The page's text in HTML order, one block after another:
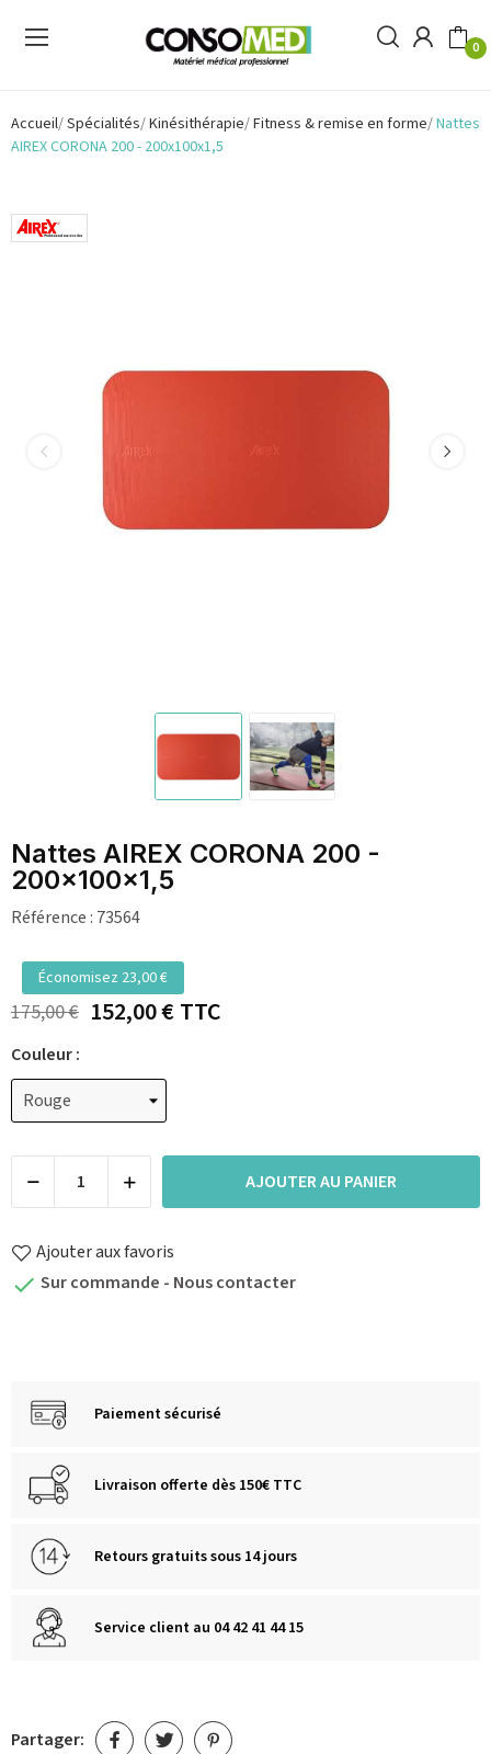
0
Accueil Spécialités Kinésithérapie Fitness & remise en forme Nattes
AIREX CORONA 200 - 200x100x1,5
Nattes AIREX CORONA 200 -
200x100x1,5
Référence : 73564
Économisez 23,00 €
175,00 € 152,00 €TTC
Couleur :
AJOUTER AU PANIER
Ajouter aux favoris
 Sur commande - Nous contacter
Paiement sécurisé
Livraison offerte dès 150€ TTC
Retours gratuits sous 14 jours
Service client au 04 42 41 44 15
Partager: